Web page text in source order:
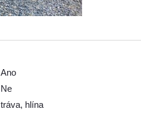
Ano
Ne
tráva, hlína